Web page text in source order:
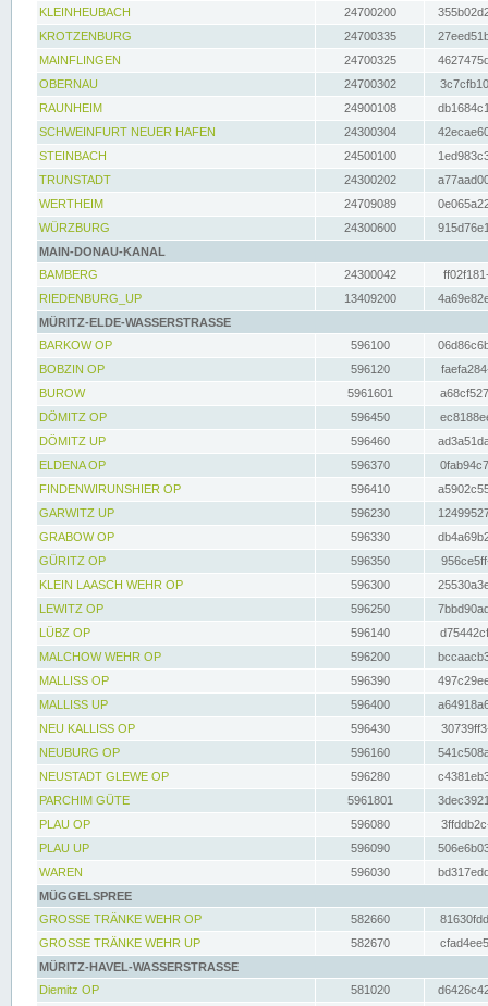
KLEINHEUBACH 24700200
KROTZENBURG
24700335
MAINFLINGEN
24700325
OBERNAU
24700302
RAUNHEIM
24900108
SCHWEINFURT NEUER HAFEN
24300304
STEINBACH
24500100
TRUNSTADT
24300202
WERTHEIM
24709089
WÜRZBURG
24300600
MAIN-DONAU-KANAL
BAMBERG
24300042
RIEDENBURG_UP
13409200
MÜRITZ-ELDE-WASSERSTRASSE
BARKOW OP
596100
BOBZIN OP
596120
BUROW
5961601
DÖMITZ OP
596450
DÖMITZ UP
596460
ELDENA OP
596370
FINDENWIRUNSHIER OP
596410
GARWITZ UP
596230
GRABOW OP
596330
GÜRITZ OP
596350
KLEIN LAASCH WEHR OP
596300
LEWITZ OP
596250
LÜBZ OP
596140
MALCHOW WEHR OP
596200
MALLISS OP
596390
MALLISS UP
596400
NEU KALLISS OP
596430
NEUBURG OP
596160
NEUSTADT GLEWE OP
596280
PARCHIM GÜTE
5961801
PLAU OP
596080
PLAU UP
596090
WAREN
596030
MÜGGELSPREE
GROSSE TRÄNKE WEHR OP
582660
GROSSE TRÄNKE WEHR UP
582670
MÜRITZ-HAVEL-WASSERSTRASSE
Diemitz OP
581020